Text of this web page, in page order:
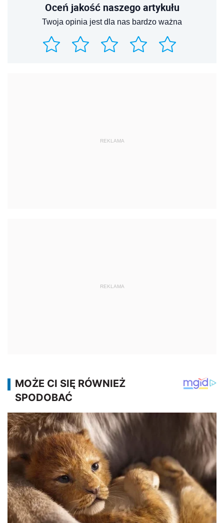
Oceń jakość naszego artykułu
Twoja opinia jest dla nas bardzo ważna
REKLAMA
REKLAMA